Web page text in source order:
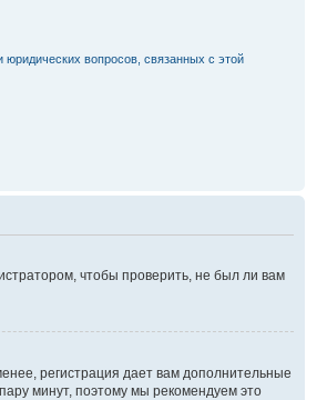
юридических вопросов, связанных с этой
чтобы проверить, не был ли вам
регистрация дает вам дополнительные
минут, поэтому мы рекомендуем это